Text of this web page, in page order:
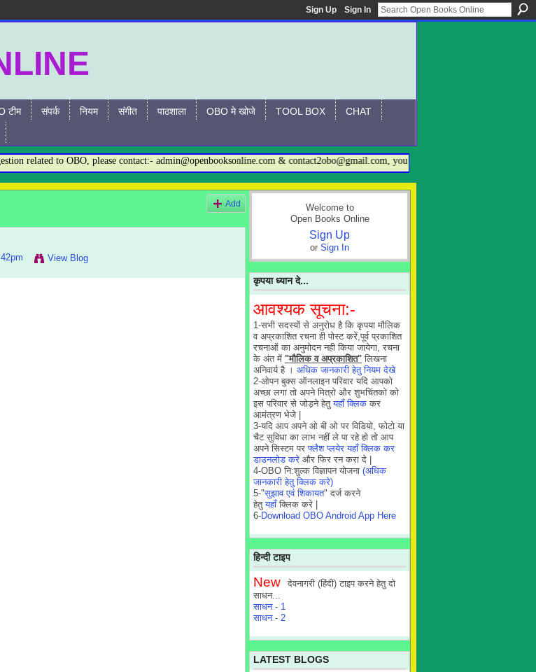
Sign Up Sign In
टीम संपर्क नियम संगीत पाठशाला OBO मे खोजे TOOL BOX CHAT
related to OBO, please contact:- admin@openbooksonline.com & contact2obo@gmail.com, you may also call on
Add
View Blog
Welcome to
Open Books Online
Sign Up
or Sign In
कृपया ध्यान दे...
आवश्यक सूचना:-
1-सभी सदस्यों से अनुरोध है कि कृपया मौलिक
व अप्रकाशित रचना ही पोस्ट करें,पूर्व प्रकाशित
रचनाओं का अनुमोदन नही किया जायेगा, रचना
के अंत में "मौलिक व अप्रकाशित" लिखना
अनिवार्य है । अधिक जानकारी हेतु नियम देखे
2-ओपन बुक्स ऑनलाइन परिवार यदि आपको
अच्छा लगा तो अपने मित्रो और शुभचिंतको को
इस परिवार से जोड़ने हेतुयहाँ क्लिक कर
आमंत्रण भेजे |
3-यदि आप अपने ओ बी ओ पर विडियो, फोटो या
चैट सुविधा का लाभ नहीं ले पा रहे हो तो आप
अपने सिस्टम परफ्लैश प्लयेर यहाँ क्लिक कर
डाउनलोड करे और फिर रन करा दे |
4-OBO नि:शुल्क विज्ञापन योजना (अधिक
जानकारी हेतु क्लिक करे)
5-"सुझाव एवं शिकायत" दर्ज करने
हेतुयहाँक्लिक करे |
6-Download OBO Android App Here
हिन्दी टाइप
New
देवनागरी (हिंदी) टाइप करने हेतु दो
साधन...
साधन - 1
साधन - 2
LATEST BLOGS